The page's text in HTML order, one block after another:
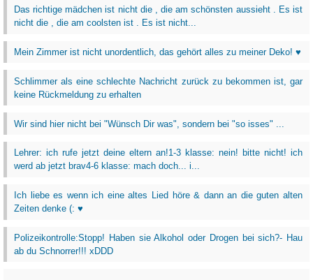
Das richtige mädchen ist nicht die , die am schönsten aussieht . Es ist
nicht die , die am coolsten ist . Es ist nicht...
Mein Zimmer ist nicht unordentlich, das gehört alles zu meiner Deko! ♥
Schlimmer als eine schlechte Nachricht zurück zu bekommen ist, gar
keine Rückmeldung zu erhalten
Wir sind hier nicht bei "Wünsch Dir was", sondern bei "so isses" ...
Lehrer: ich rufe jetzt deine eltern an!1-3 klasse: nein! bitte nicht! ich
werd ab jetzt brav4-6 klasse: mach doch... i...
Ich liebe es wenn ich eine altes Lied höre & dann an die guten alten
Zeiten denke (: ♥
Polizeikontrolle:Stopp! Haben sie Alkohol oder Drogen bei sich?- Hau
ab du Schnorrer!!! xDDD